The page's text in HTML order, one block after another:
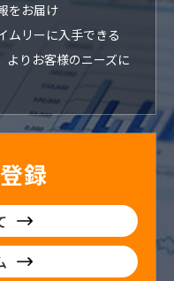
をお届け
ムリーに入手できる
よりお客様のニーズに
録